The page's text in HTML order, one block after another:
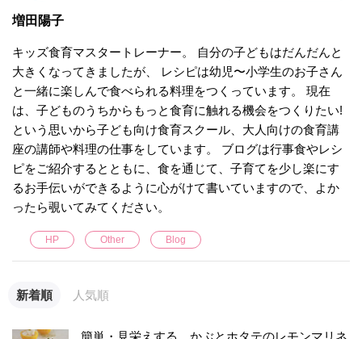
増田陽子
キッズ食育マスタートレーナー。 自分の子どもはだんだんと
大きくなってきましたが、 レシピは幼児〜小学生のお子さん
と一緒に楽しんで食べられる料理をつくっています。 現在
は、子どものうちからもっと食育に触れる機会をつくりたい!
という思いから子ども向け食育スクール、大人向けの食育講
座の講師や料理の仕事をしています。 ブログは行事食やレシ
ピをご紹介するとともに、食を通じて、子育てを少し楽にす
るお手伝いができるように心がけて書いていますので、よか
ったら覗いてみてください。
HP Other Blog
新着順 人気順
簡単・見栄えする かぶとホタテのレモンマリネ